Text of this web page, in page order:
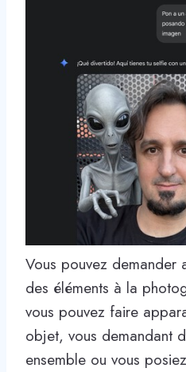
Vous pouvez demander
des éléments à la
vous pouvez faire
objet, vous demandant
ensemble ou vous